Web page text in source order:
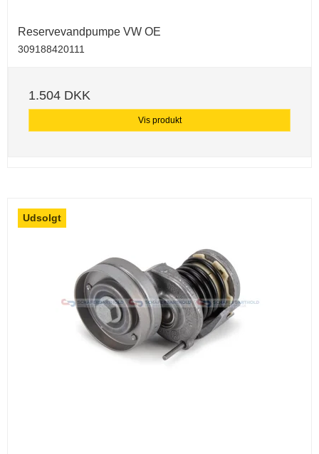
Reservevandpumpe VW OE
309188420111
1.504 DKK
Vis produkt
Udsolgt